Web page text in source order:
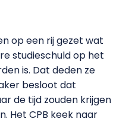
op een rij gezet wat
studieschuld op het
is. Dat deden ze
besloot dat
de tijd zouden krijgen
Het CPB keek naar